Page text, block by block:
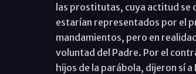
las prostitutas, cuya actitud se
estarían representados por el
mandamientos, pero en
voluntad del Padre. Por el
hijos de la parábola, dijeron sí